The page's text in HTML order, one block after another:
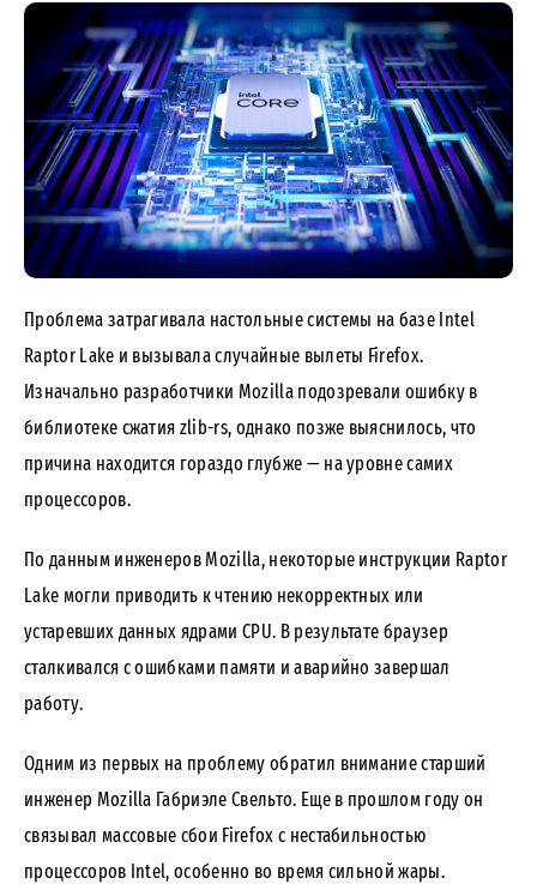
Проблема затрагивала настольные системы на базе Intel
Raptor Lake и вызывала случайные вылеты Firefox.
Изначально разработчики Mozilla подозревали ошибку в
библиотеке сжатия zlib-rs, однако позже выяснилось, что
причина находится гораздо глубже — на уровне самих
процессоров.
По данным инженеров Mozilla, некоторые инструкции Raptor
Lake могли приводить к чтению некорректных или
устаревших данных ядрами CPU. В результате браузер
сталкивался с ошибками памяти и аварийно завершал
работу.
Одним из первых на проблему обратил внимание старший
инженер Mozilla Габриэле Свельто. Еще в прошлом году он
связывал массовые сбои Firefox с нестабильностью
процессоров Intel, особенно во время сильной жары.